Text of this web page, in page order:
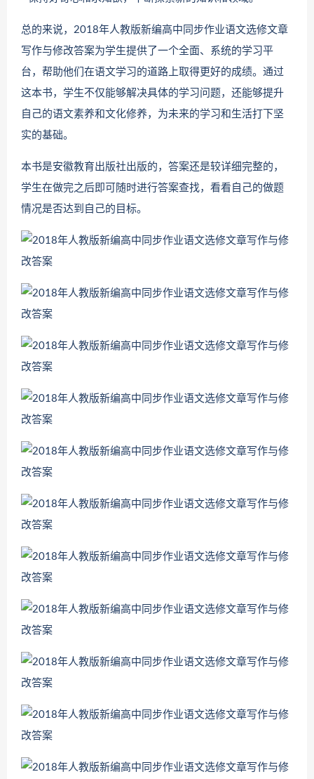
总的来说，2018年人教版新编高中同步作业语文选修文章
写作与修改答案为学生提供了一个全面、系统的学习平
台，帮助他们在语文学习的道路上取得更好的成绩。通过
这本书，学生不仅能够解决具体的学习问题，还能够提升
自己的语文素养和文化修养，为未来的学习和生活打下坚
实的基础。
本书是安徽教育出版社出版的，答案还是较详细完整的，
学生在做完之后即可随时进行答案查找，看看自己的做题
情况是否达到自己的目标。